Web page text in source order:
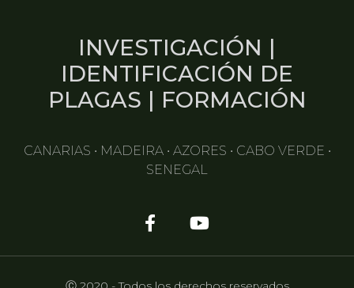
INVESTIGACIÓN |
IDENTIFICACIÓN DE
PLAGAS | FORMACIÓN
CANARIAS • MADEIRA • AZORES • CABO VERDE •
SENEGAL